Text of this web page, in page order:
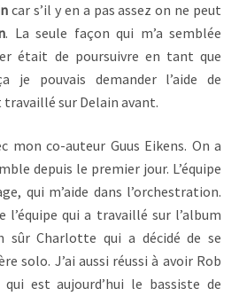
car s’il y en a pas assez on ne peut
. La seule façon qui m’a semblée
était de poursuivre en tant que
je pouvais demander l’aide de
sur Delain avant.
mon co-auteur Guus Eikens. On a
depuis le premier jour. L’équipe
qui m’aide dans l’orchestration.
l’équipe qui a travaillé sur l’album
Charlotte qui a décidé de se
solo. J’ai aussi réussi à avoir Rob
est aujourd’hui le bassiste de